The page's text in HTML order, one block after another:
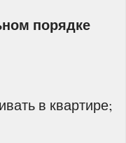
порядке
в квартире;